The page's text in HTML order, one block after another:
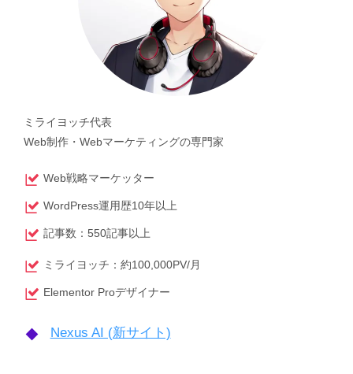
ミライヨッチ代表
Web制作・Webマーケティングの専門家
Web戦略マーケッター
WordPress運用歴10年以上
記事数：550記事以上
ミライヨッチ：約100,000PV/月
Elementor Proデザイナー
Nexus AI (新サイト)